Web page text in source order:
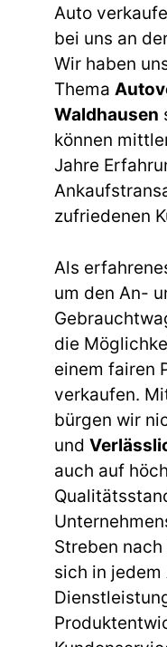
Auto
bei uns an
Wir haben
Thema
Waldhausen
können
Jahre
zufriedenen
Als
um den An-
die
einem fairen
verkaufen.
bürgen wir
und
auch auf
Streben
sich in